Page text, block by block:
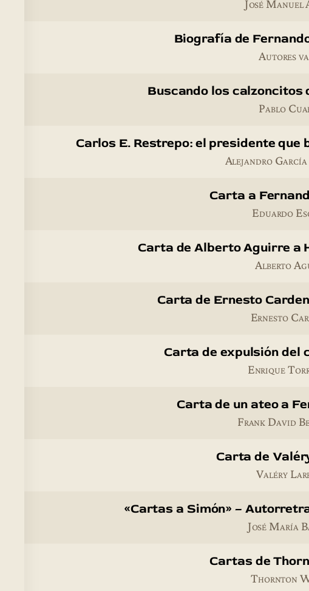
José Manuel
Biografía de
Autores
Buscando los calzoncitos
Pablo
Carlos E. Restrepo: el presidente
Alejandro García
Carta a
Eduardo
Carta de Alberto Aguirre a
Alberto
Carta de Ernesto
Ernesto
Carta de expulsión del
Enrique
Carta de un ateo a
Frank David
Carta de
Valéry
«Cartas a Simón» –
José María
Cartas de
Thornton